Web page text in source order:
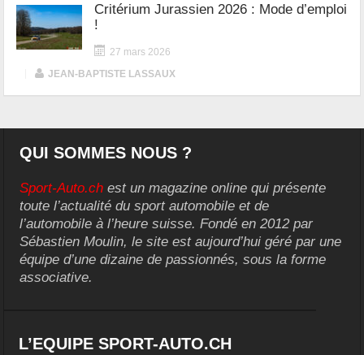
Critérium Jurassien 2026 : Mode d’emploi
!
27 mars 2026
JEAN-BAPTISTE LASSAUX
QUI SOMMES NOUS ?
Sport-Auto.ch est un magazine online qui présente
toute l’actualité du sport automobile et de
l’automobile à l’heure suisse. Fondé en 2012 par
Sébastien Moulin, le site est aujourd’hui géré par une
équipe d’une dizaine de passionnés, sous la forme
associative.
L’EQUIPE SPORT-AUTO.CH